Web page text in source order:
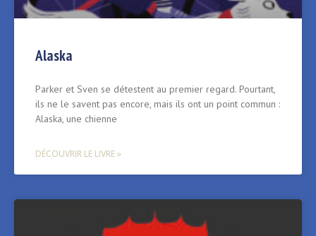
Alaska
Parker et Sven se détestent au premier regard. Pourtant,
ils ne le savent pas encore, mais ils ont un point commun :
Alaska, une chienne
DÉCOUVRIR LE LIVRE »